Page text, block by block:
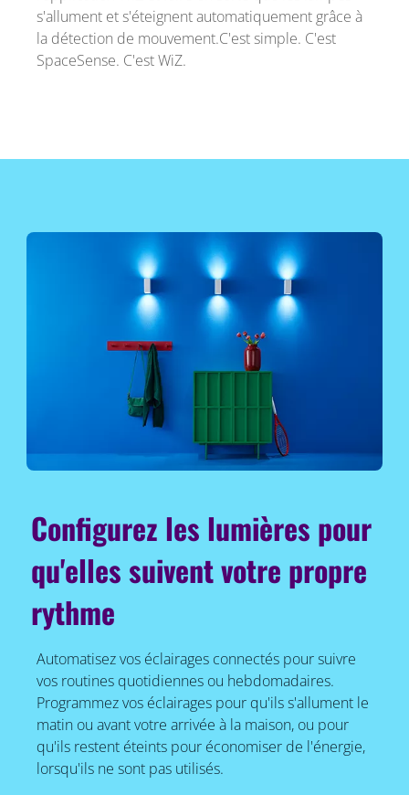
s'allument et s'éteignent automatiquement grâce à
la détection de mouvement.C'est simple. C'est
SpaceSense. C'est WiZ.
Configurez les lumières pour
qu'elles suivent votre propre
rythme
Automatisez vos éclairages connectés pour suivre
vos routines quotidiennes ou hebdomadaires.
Programmez vos éclairages pour qu'ils s'allument le
matin ou avant votre arrivée à la maison, ou pour
qu'ils restent éteints pour économiser de l'énergie,
lorsqu'ils ne sont pas utilisés.